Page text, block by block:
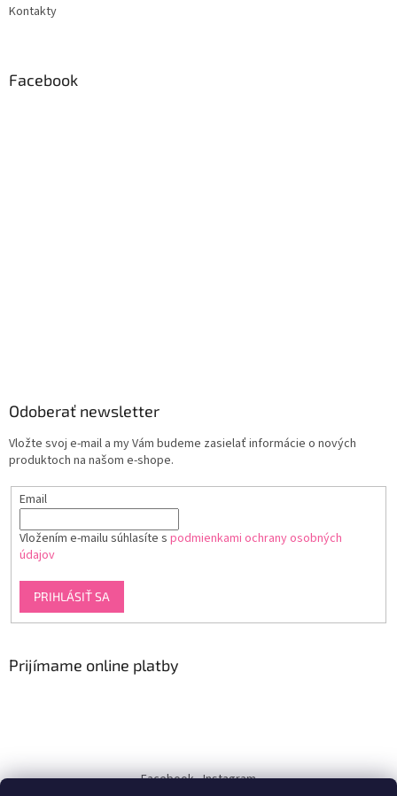
Kontakty
Facebook
Odoberať newsletter
Vložte svoj e-mail a my Vám budeme zasielať informácie o nových
produktoch na našom e-shope.
Email
Vložením e-mailu súhlasíte s podmienkami ochrany osobných
údajov
PRIHLÁSIŤ SA
Prijímame online platby
Facebook Instagram